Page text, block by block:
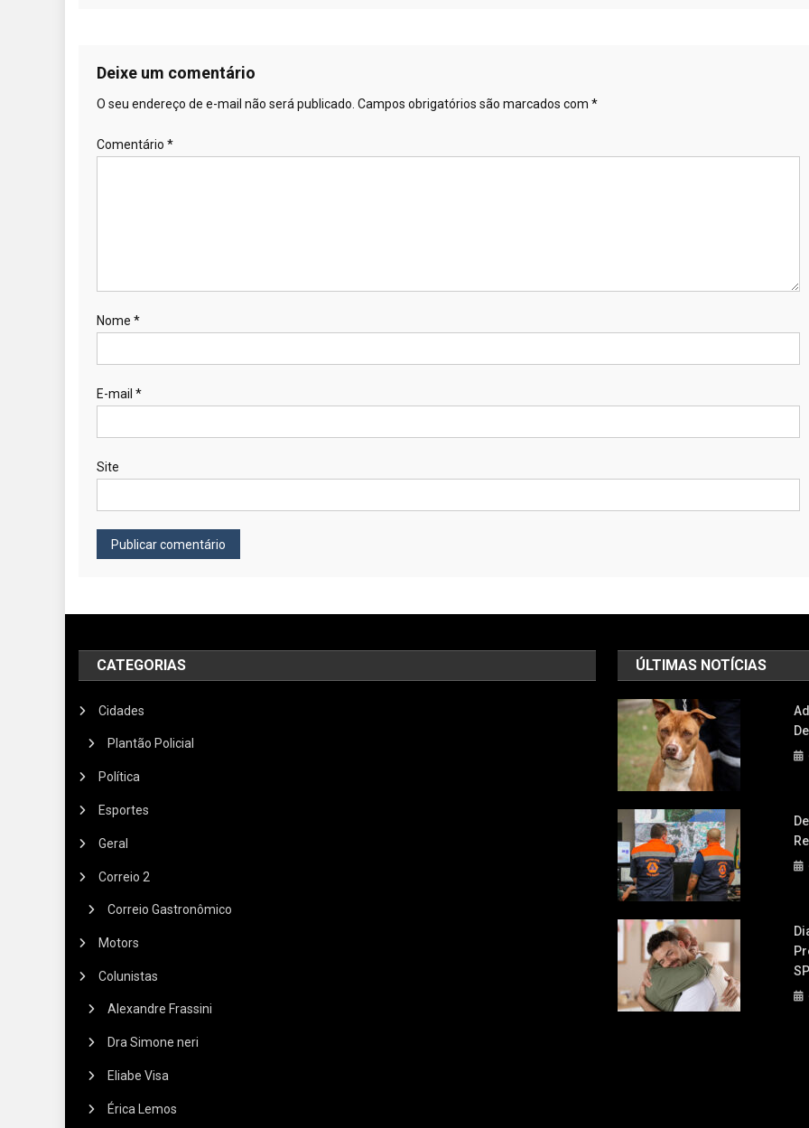
Deixe um comentário
O seu endereço de e-mail não será publicado. Campos obrigatórios são marcados com *
Comentário *
Nome *
E-mail *
Site
CATEGORIAS
Cidades
Plantão Policial
Política
Esportes
Geral
Correio 2
Correio Gastronômico
Motors
Colunistas
Alexandre Frassini
Dra Simone neri
Eliabe Visa
Érica Lemos
ÚLTIMAS NOTÍCIAS
SP